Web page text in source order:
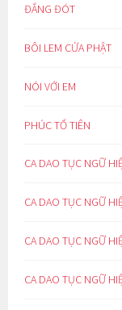
ĐẮNG ĐÓT
BÔI LEM CỬA PHẬT
NÓI VỚI EM
PHÚC TỔ TIÊN
CA DAO TỤC NGỮ
CA DAO TỤC NGỮ
CA DAO TỤC NGỮ
CA DAO TỤC NGỮ